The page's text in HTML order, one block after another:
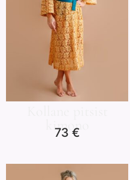
kimono
73 €